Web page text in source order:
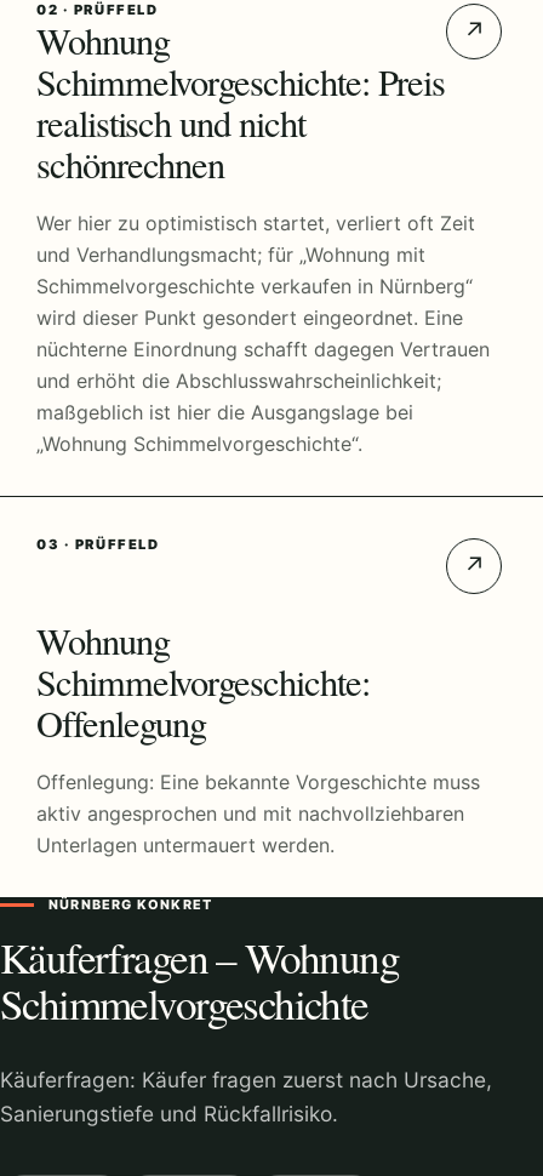
02 · PRÜFFELD
↗
Wohnung
Schimmelvorgeschichte: Preis
realistisch und nicht
schönrechnen
Wer hier zu optimistisch startet, verliert oft Zeit
und Verhandlungsmacht; für „Wohnung mit
Schimmelvorgeschichte verkaufen in Nürnberg“
wird dieser Punkt gesondert eingeordnet. Eine
nüchterne Einordnung schafft dagegen Vertrauen
und erhöht die Abschlusswahrscheinlichkeit;
maßgeblich ist hier die Ausgangslage bei
„Wohnung Schimmelvorgeschichte“.
03 · PRÜFFELD
↗
Wohnung
Schimmelvorgeschichte:
Offenlegung
Offenlegung: Eine bekannte Vorgeschichte muss
aktiv angesprochen und mit nachvollziehbaren
Unterlagen untermauert werden.
NÜRNBERG KONKRET
Käuferfragen – Wohnung
Schimmelvorgeschichte
Käuferfragen: Käufer fragen zuerst nach Ursache,
Sanierungstiefe und Rückfallrisiko.